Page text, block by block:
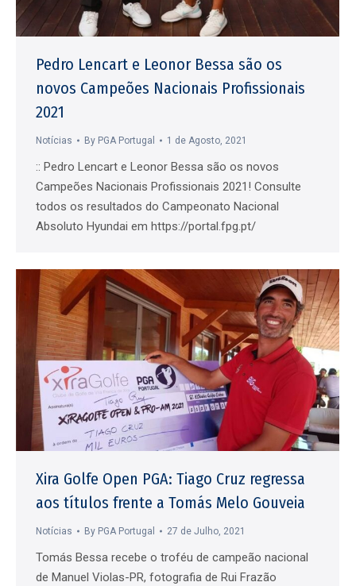
Pedro Lencart e Leonor Bessa são os
novos Campeões Nacionais Profissionais
2021
Notícias By PGA Portugal 1 de Agosto, 2021
:: Pedro Lencart e Leonor Bessa são os novos
Campeões Nacionais Profissionais 2021! Consulte
todos os resultados do Campeonato Nacional
Absoluto Hyundai em https://portal.fpg.pt/
Xira Golfe Open PGA: Tiago Cruz regressa
aos títulos frente a Tomás Melo Gouveia
Notícias By PGA Portugal 27 de Julho, 2021
Tomás Bessa recebe o troféu de campeão nacional
de Manuel Violas-PR, fotografia de Rui Frazão